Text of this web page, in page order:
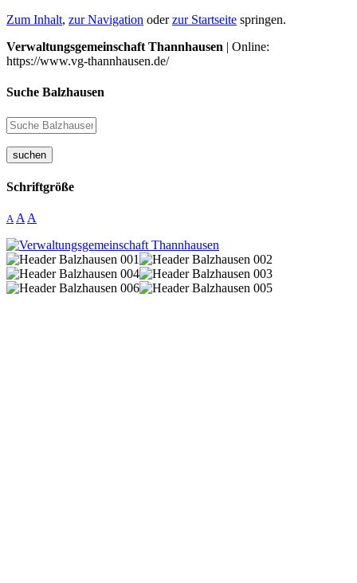
Zum Inhalt, zur Navigation oderzur Startseite springen.
Verwaltungsgemeinschaft Thannhausen | Online:
https://www.vg-thannhausen.de/
Suche Balzhausen
suchen
Schriftgröße
A A A